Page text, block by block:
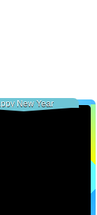
New Year